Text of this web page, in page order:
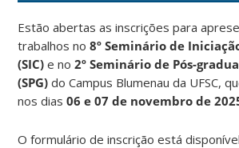
Estão abertas as inscrições para
trabalhos no8º Seminário de
(SIC) e no2º Seminário de Pós-
(SPG) do Campus Blumenau da UFSC,
nos dias06 e 07 de novembro de
O formulário de inscrição está